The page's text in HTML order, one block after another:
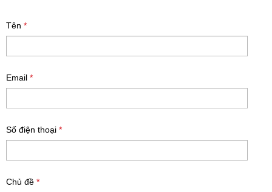
Tên *
Email *
Số điện thoại *
Chủ đề *